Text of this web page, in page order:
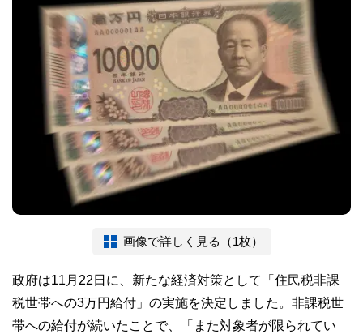
画像で詳しく見る（1枚）
政府は11月22日に、新たな経済対策として「住民税非課
税世帯への3万円給付」の実施を決定しました。非課税世
帯への給付が続いたことで、「また対象者が限られてい